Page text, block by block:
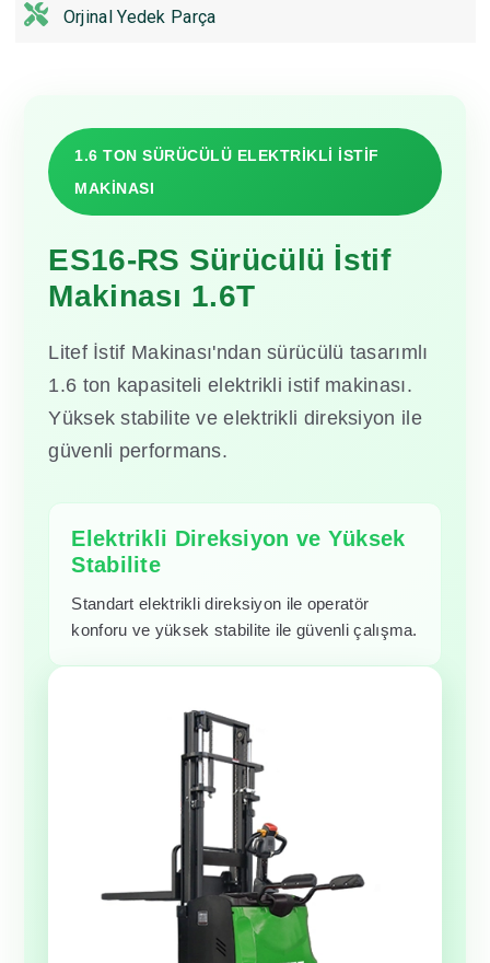
Orjinal Yedek Parça
1.6 TON SÜRÜCÜLÜ ELEKTRİKLİ İSTİF
MAKİNASI
ES16-RS Sürücülü İstif
Makinası 1.6T
Litef İstif Makinası'ndan sürücülü tasarımlı
1.6 ton kapasiteli elektrikli istif makinası.
Yüksek stabilite ve elektrikli direksiyon ile
güvenli performans.
Elektrikli Direksiyon ve Yüksek
Stabilite
Standart elektrikli direksiyon ile operatör
konforu ve yüksek stabilite ile güvenli çalışma.